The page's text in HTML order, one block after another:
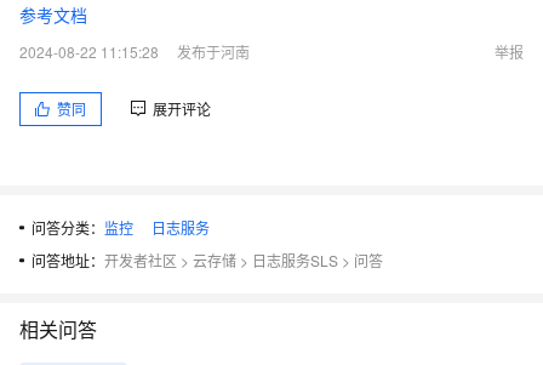
参考文档
2024-08-22 11:15:28
发布于河南 举报
赞同 展开评论
问答分类： 监控
日志服务
问答地址： 开发者社区 > 云存储 > 日志服务SLS > 问答
相关问答